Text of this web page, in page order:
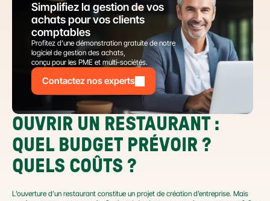
Simplifiez la gestion de vos
achats pour vos clients
comptables
Profitez d’une démonstration gratuite de notre
logiciel de gestion des achats,
conçu pour les PME et multi-sociétés.
Contactez nos experts
OUVRIR UN RESTAURANT :
QUEL BUDGET PRÉVOIR ?
QUELS COÛTS ?
L’ouverture d’un restaurant constitue un projet de création d’entreprise. Mais